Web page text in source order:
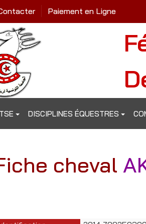
Paiement en Ligne
DISCIPLINES ÉQUESTRES
cheval